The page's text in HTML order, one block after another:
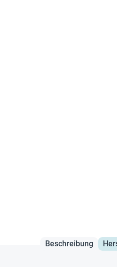
Beschreibung